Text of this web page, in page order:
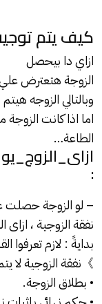
كيف يتم
ازاي دا بيحصل
الزوجة هتعترض
وبالتالي الزوجه
اما اذا كانت
الطاعة…
:
– لو الزوجة حصلت
نفقة الزوجية ،
بدايةً : لازم تعرفوا
》نفقة الزوجية لا
• بطلاق الزوجة.